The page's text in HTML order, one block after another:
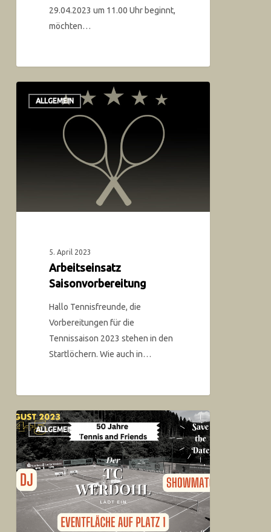
29.04.2023 um 11.00 Uhr beginnt,
möchten…
ALLGEMEIN
5. April 2023
Arbeitseinsatz
Saisonvorbereitung
Hallo Tennisfreunde, die
Vorbereitungen für die
Tennissaison 2023 stehen in den
Startlöchern. Wie auch in…
ALLGEMEIN